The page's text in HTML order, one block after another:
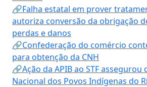
🔗Falha estatal em prover
autoriza conversão da obrigação
perdas e danos
🔗Confederação do comércio
para obtenção da CNH
🔗Ação da APIB ao STF
Nacional dos Povos Indígenas do